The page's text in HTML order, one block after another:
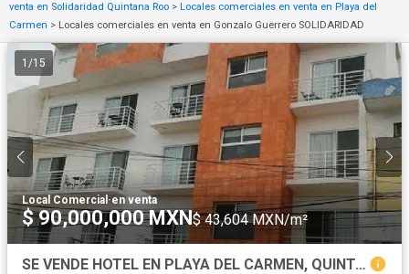
venta en Solidaridad Quintana Roo > Locales comerciales en venta en Playa del
Carmen > Locales comerciales en venta en Gonzalo Guerrero SOLIDARIDAD
1 /15
Local Comercial ·en venta
$ 90,000,000 MXN$ 43,604 MXN/m²
SE VENDE HOTEL EN PLAYA DEL CARMEN, QUINTANA ROO